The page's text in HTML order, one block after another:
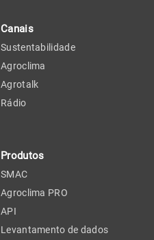
Canais
Sustentabilidade
Agroclima
Agrotalk
Rádio
Produtos
SMAC
Agroclima PRO
API
Levantamento de dados